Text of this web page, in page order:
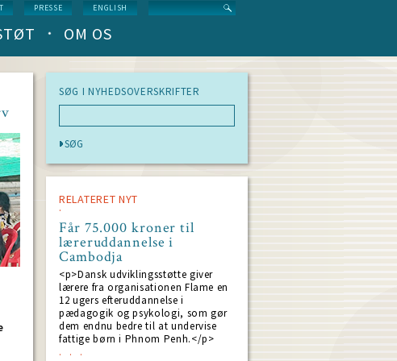
PRESSE ENGLISH
OM OS
SØG I NYHEDSOVERSKRIFTER
RELATERET NYT
Får 75.000 kroner til
læreruddannelse i
Cambodja
<p>Dansk udviklingsstøtte giver
lærere fra organisationen Flame en
12 ugers efteruddannelse i
pædagogik og psykologi, som gør
dem endnu bedre til at undervise
fattige børn i Phnom Penh.</p>